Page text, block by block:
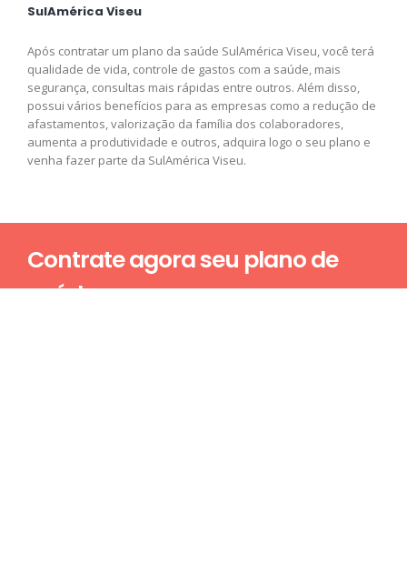
SulAmérica Viseu
Após contratar um plano da saúde SulAmérica Viseu, você terá
qualidade de vida, controle de gastos com a saúde, mais
segurança, consultas mais rápidas entre outros. Além disso,
possui vários benefícios para as empresas como a redução de
afastamentos, valorização da família dos colaboradores,
aumenta a produtividade e outros, adquira logo o seu plano e
venha fazer parte da SulAmérica Viseu.
Contrate agora seu plano de
saúde